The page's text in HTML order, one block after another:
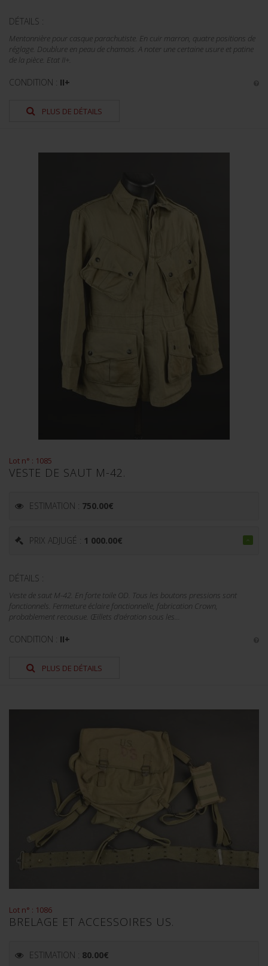
DÉTAILS :
Mentonnière pour casque parachutiste. En cuir marron, quatre positions de
réglage. Doublure en peau de chamois. A noter une certaine usure et patine
de la pièce. Etat II+.
CONDITION : II+
PLUS DE DÉTAILS
Lot n° : 1085
VESTE DE SAUT M-42.
ESTIMATION : 750.00€
PRIX ADJUGÉ : 1 000.00€
DÉTAILS :
Veste de saut M-42. En forte toile OD. Tous les boutons pressions sont
fonctionnels. Fermeture éclaire fonctionnelle, fabrication Crown,
probablement recousue. Œillets d'aération sous les...
CONDITION : II+
PLUS DE DÉTAILS
Lot n° : 1086
BRELAGE ET ACCESSOIRES US.
ESTIMATION : 80.00€